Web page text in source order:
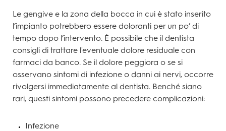
Le gengive e la zona della bocca in cui è stato inserito
l’impianto potrebbero essere doloranti per un po’ di
tempo dopo l’intervento. È possibile che il dentista
consigli di trattare l'eventuale dolore residuale con
farmaci da banco. Se il dolore peggiora o se si
osservano sintomi di infezione o danni ai nervi, occorre
rivolgersi immediatamente al dentista. Benché siano
rari, questi sintomi possono precedere complicazioni:
Infezione